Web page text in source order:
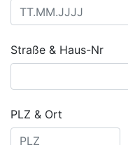
Straße & Haus-Nr
PLZ & Ort